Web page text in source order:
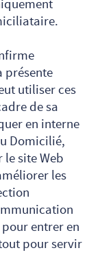
présente
utiliser ces
de sa
en interne
Domicilié,
site Web
les
entrer en
pour servir